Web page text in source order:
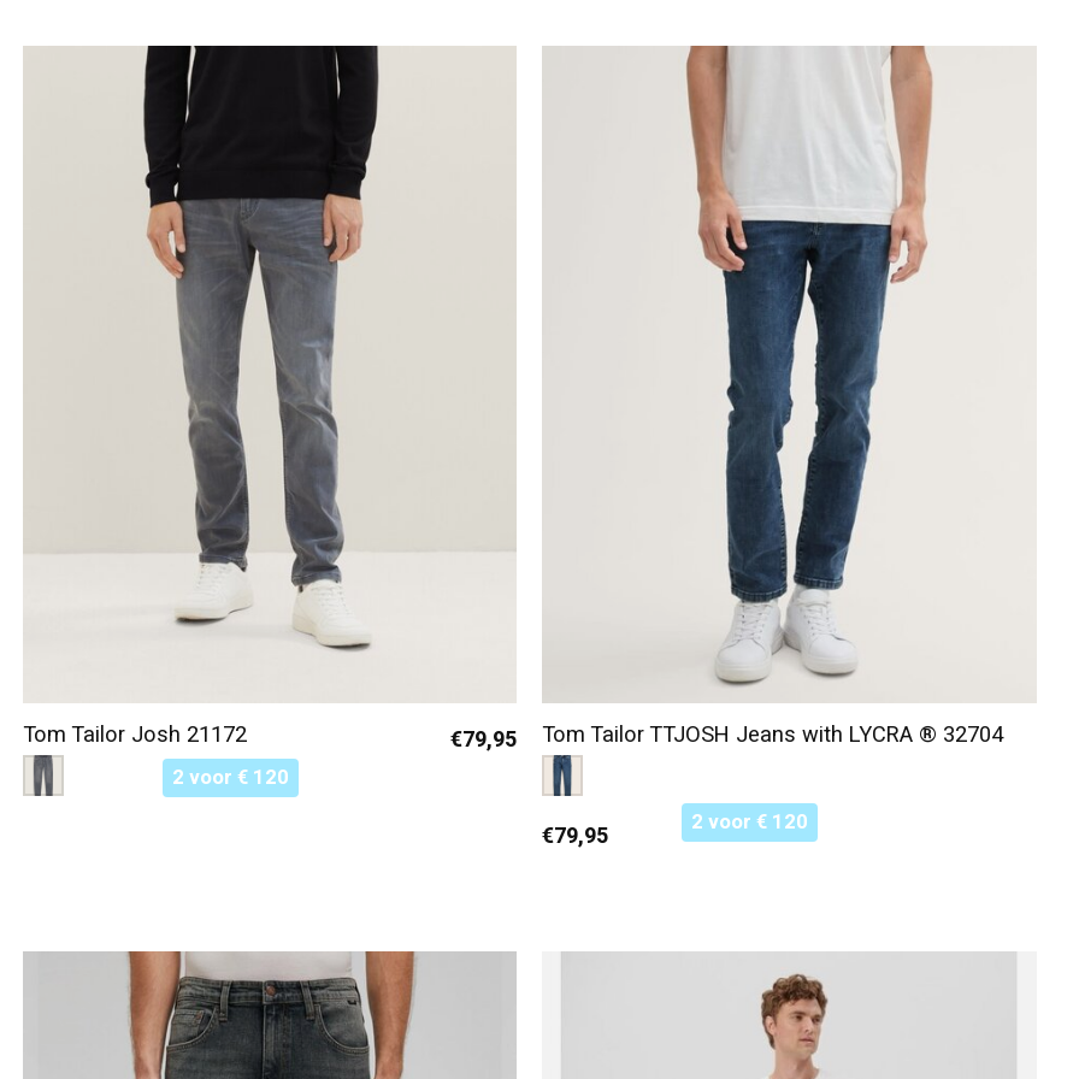
2 voor € 120
Tom Tailor Josh 21172
Color: — Grijs 10210
Grijs 10210
€79,95
2 voor € 120
Tom Tailor TTJOSH Jeans with LYCRA ® 32704
Color:
Blauw 10119
€79,95